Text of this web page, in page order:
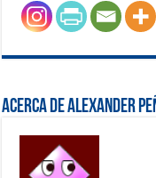
Acerca de Alexander